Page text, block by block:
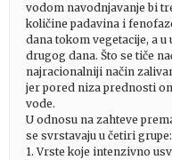
vodom navodnjavanje bi
količine padavina i
dana tokom vegetacije, a
drugog dana. Što se tiče
najracionalniji način
jer pored niza prednosti
vode.
U odnosu na zahteve
se svrstavaju u četiri grupe:
1. Vrste koje intenzivno